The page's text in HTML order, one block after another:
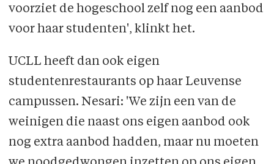
voorziet de hogeschool zelf nog een aanbod
voor haar studenten', klinkt het.
UCLL heeft dan ook eigen
studentenrestaurants op haar Leuvense
campussen. Nesari: 'We zijn een van de
weinigen die naast ons eigen aanbod ook
nog extra aanbod hadden, maar nu moeten